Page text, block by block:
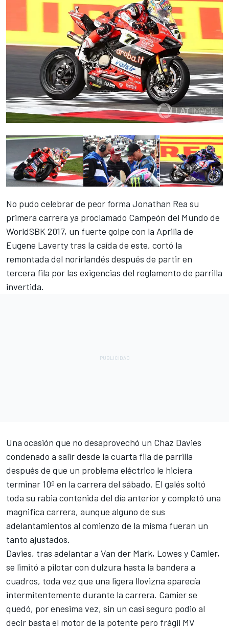
No pudo celebrar de peor forma Jonathan Rea su
primera carrera ya proclamado Campeón del Mundo de
WorldSBK 2017, un fuerte golpe con la Aprilia de
Eugene Laverty tras la caída de este, cortó la
remontada del norirlandés después de partir en
tercera fila por las exigencias del reglamento de parrilla
invertida.
Una ocasión que no desaprovechó un Chaz Davies
condenado a salir desde la cuarta fila de parrilla
después de que un problema eléctrico le hiciera
terminar 10º en la carrera del sábado. El galés soltó
toda su rabia contenida del día anterior y completó una
magnifica carrera, aunque alguno de sus
adelantamientos al comienzo de la misma fueran un
tanto ajustados.
Davies, tras adelantar a Van der Mark, Lowes y Camier,
se limitó a pilotar con dulzura hasta la bandera a
cuadros, toda vez que una ligera llovizna aparecía
intermitentemente durante la carrera. Camier se
quedó, por enesima vez, sin un casi seguro podio al
decir basta el motor de la potente pero frágil MV